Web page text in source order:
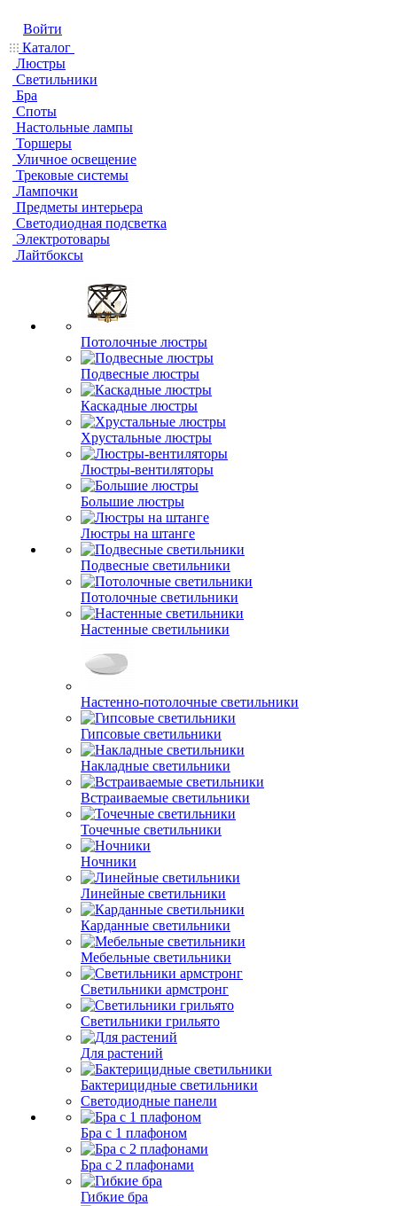
Войти
Каталог
Люстры
Светильники
Бра
Споты
Настольные лампы
Торшеры
Уличное освещение
Трековые системы
Лампочки
Предметы интерьера
Светодиодная подсветка
Электротовары
Лайтбоксы
Потолочные люстры
Подвесные люстры
Каскадные люстры
Хрустальные люстры
Люстры-вентиляторы
Большие люстры
Люстры на штанге
Подвесные светильники
Потолочные светильники
Настенные светильники
Настенно-потолочные светильники
Гипсовые светильники
Накладные светильники
Встраиваемые светильники
Точечные светильники
Ночники
Линейные светильники
Карданные светильники
Мебельные светильники
Светильники армстронг
Светильники грильято
Для растений
Бактерицидные светильники
Светодиодные панели
Бра с 1 плафоном
Бра с 2 плафонами
Гибкие бра